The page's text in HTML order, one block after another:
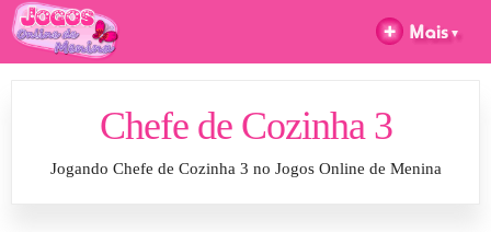
Chefe de Cozinha 3
Jogando Chefe de Cozinha 3 no Jogos Online de Menina